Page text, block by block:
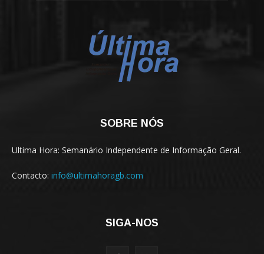
SOBRE NÓS
Ultima Hora: Semanário Independente de Informação Geral.
Contacto: info@ultimahoragb.com
SIGA-NOS